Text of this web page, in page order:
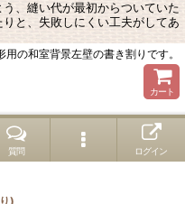
、縫い代が最初からついていた
と、失敗しにくい工夫がしてあ
の和室背景左壁の書き割りです。
カート
質問 ログイン
)